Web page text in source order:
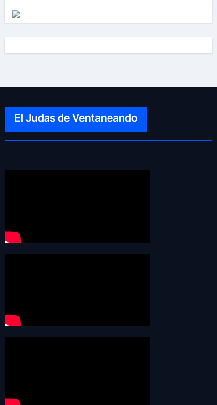
El Judas de Ventaneando